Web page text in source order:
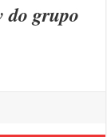
do grupo